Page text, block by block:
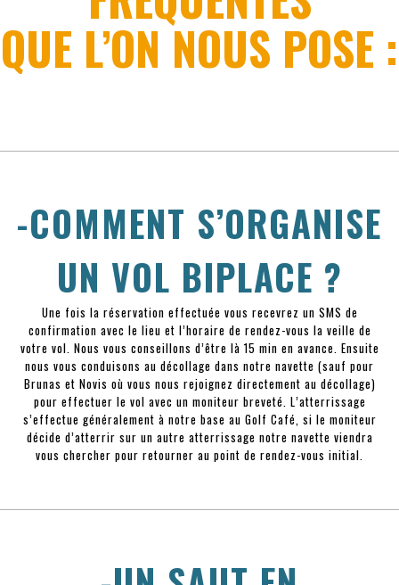
QUE L’ON NOUS POSE :
-COMMENT S’ORGANISE
UN VOL BIPLACE ?
Une fois la réservation effectuée vous recevrez un SMS de
confirmation avec le lieu et l’horaire de rendez-vous la veille de
votre vol. Nous vous conseillons d’être là 15 min en avance. Ensuite
nous vous conduisons au décollage dans notre navette (sauf pour
Brunas et Novis où vous nous rejoignez directement au décollage)
pour effectuer le vol avec un moniteur breveté. L’atterrissage
s’effectue généralement à notre base au Golf Café, si le moniteur
décide d’atterrir sur un autre atterrissage notre navette viendra
vous chercher pour retourner au point de rendez-vous initial.